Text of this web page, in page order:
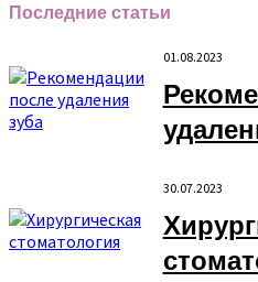
Последние статьи
01.08.2023
30.07.2023